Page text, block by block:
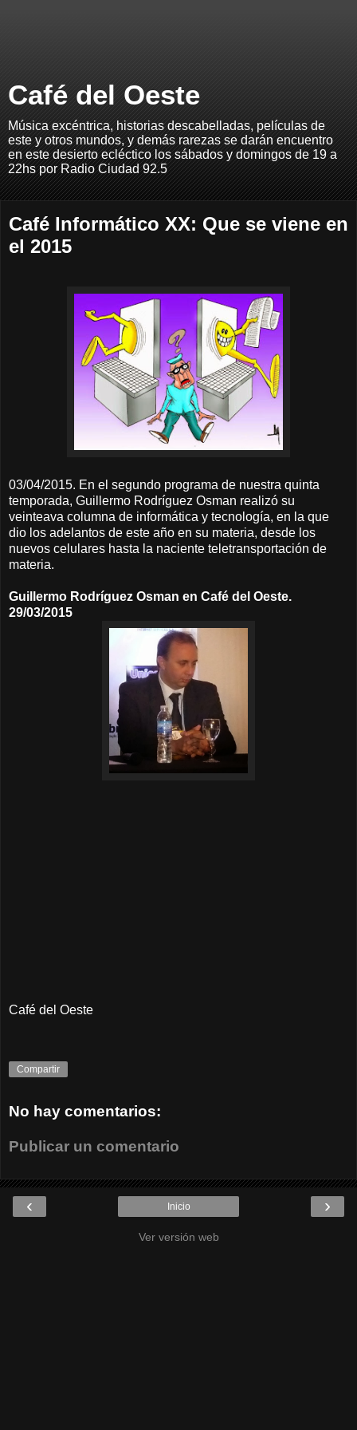
Café del Oeste
Música excéntrica, historias descabelladas, películas de
este y otros mundos, y demás rarezas se darán encuentro
en este desierto ecléctico los sábados y domingos de 19 a
22hs por Radio Ciudad 92.5
Café Informático XX: Que se viene en
el 2015
03/04/2015. En el segundo programa de nuestra quinta
temporada, Guillermo Rodríguez Osman realizó su
veinteava columna de informática y tecnología, en la que
dio los adelantos de este año en su materia, desde los
nuevos celulares hasta la naciente teletransportación de
materia.
Guillermo Rodríguez Osman en Café del Oeste.
29/03/2015
Café del Oeste
Compartir
No hay comentarios:
Publicar un comentario
‹ ›
Inicio
Ver versión web